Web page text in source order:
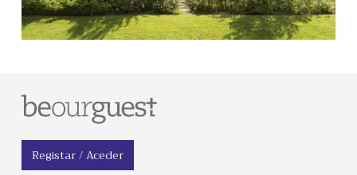
Registar / Aceder